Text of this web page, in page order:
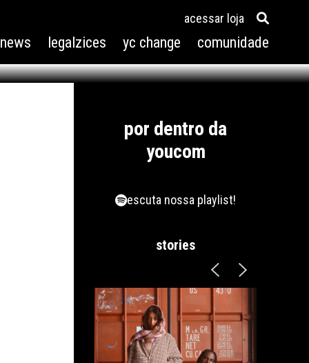
legalzices yc change comunidade
acessar loja
por dentro da
youcom
escuta nossa playlist!
stories